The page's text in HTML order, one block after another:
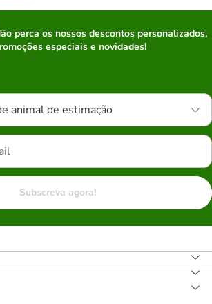
perca os nossos descontos personalizados,
especiais e novidades!
animal de estimação
Subscreva agora!